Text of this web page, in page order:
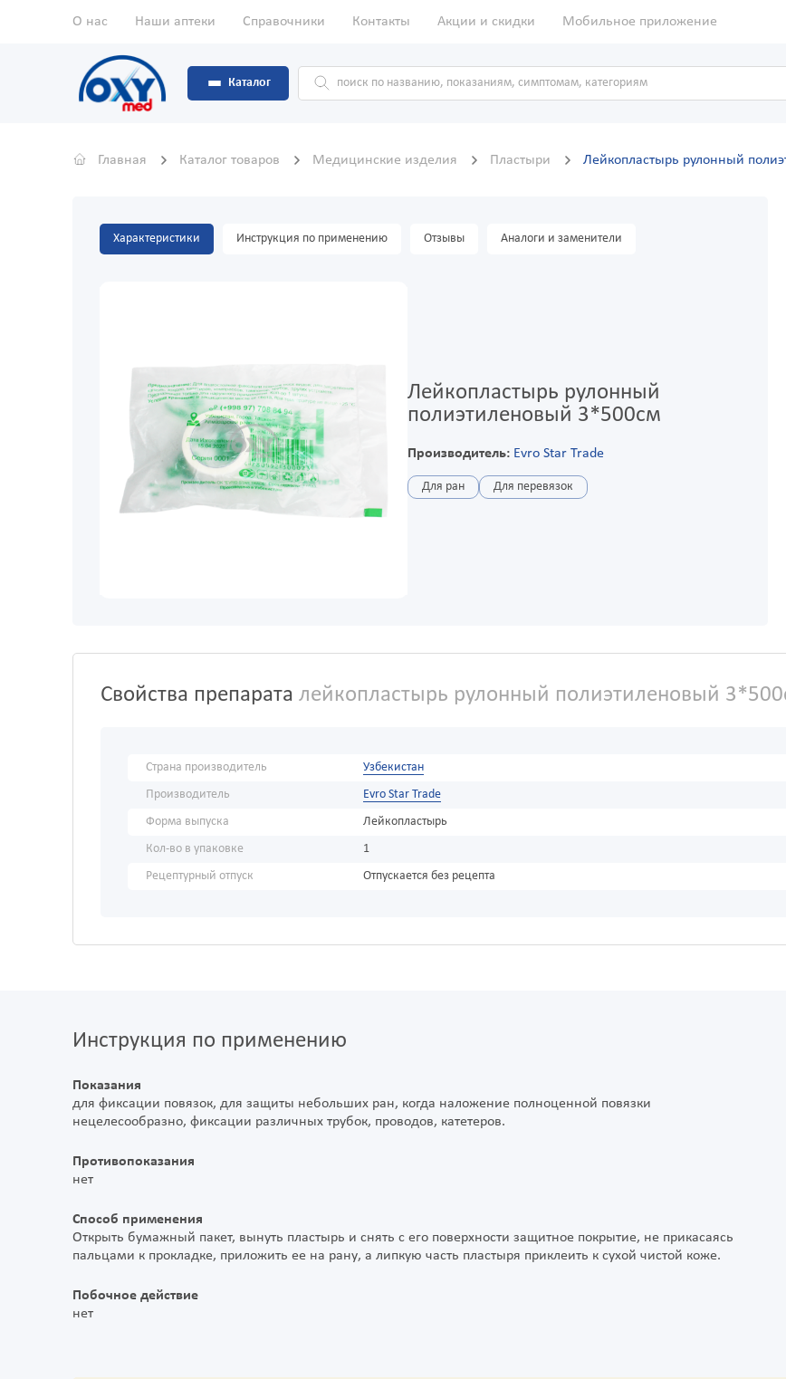
О нас Наши аптеки Справочники Контакты Акции и скидки Мобильное приложение
Каталог
Главная Каталог товаров Медицинские изделия Пластыри Лейкопластырь рулонный
Характеристики Инструкция по применению Отзывы Аналоги и заменители
Лейкопластырь рулонный
полиэтиленовый 3*500см
Производитель: Evro Star Trade
Для ран Для перевязок
Свойства препарата лейкопластырь рулонный полиэтиленовый
Страна производитель
Узбекистан
Производитель
Evro Star Trade
Форма выпуска
Лейкопластырь
Кол-во в упаковке
1
Рецептурный отпуск
Отпускается без рецепта
Инструкция по применению
Показания
для фиксации повязок, для защиты небольших ран, когда наложение полноценной повязки
нецелесообразно, фиксации различных трубок, проводов, катетеров.
Противопоказания
нет
Способ применения
Открыть бумажный пакет, вынуть пластырь и снять с его поверхности защитное покрытие, не прикасаясь
пальцами к прокладке, приложить ее на рану, а липкую часть пластыря приклеить к сухой чистой коже.
Побочное действие
нет